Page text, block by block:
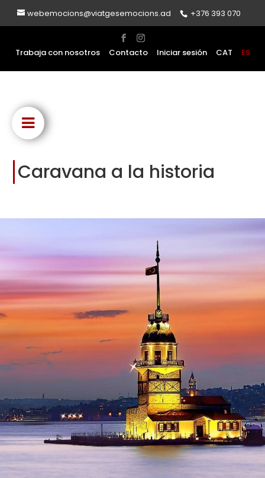
webemocions@viatgesemocions.ad +376 393 070
Trabaja con nosotros Contacto Iniciar sesión CAT ES
Caravana a la historia